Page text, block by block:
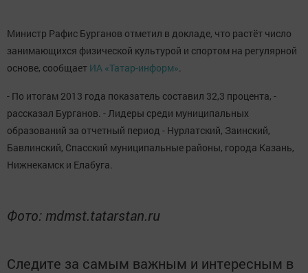
Министр Рафис Бурганов отметил в докладе, что растёт число
занимающихся физической культурой и спортом на регулярной
основе, сообщает ИА «Татар-информ».
- По итогам 2013 года показатель составил 32,3 процента, -
рассказал Бурганов. - Лидеры среди муниципальных
образований за отчетный период - Нурлатский, Заинский,
Бавлинский, Спасский муниципальные районы, города Казань,
Нижнекамск и Елабуга.
Фото: mdmst.tatarstan.ru
Следите за самым важным и интересным в